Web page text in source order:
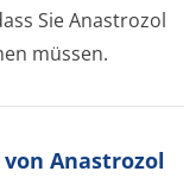
Sie Anastrozol
müssen.
Anastrozol